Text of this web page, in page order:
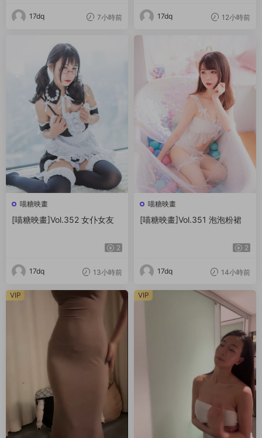
17dq 7小時前 17dq 12小時前
喵糖映畫
[喵糖映畫]Vol.352 女仆女友
2
17dq 13小時前
喵糖映畫
[喵糖映畫]Vol.351 泡泡粉裙
2
17dq 14小時前
VIP VIP